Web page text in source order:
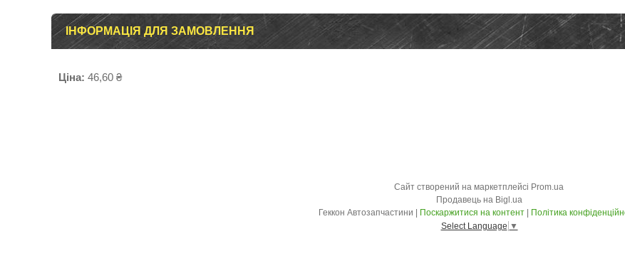
ІНФОРМАЦІЯ ДЛЯ ЗАМОВЛЕННЯ
Ціна: 46,60 ₴
Сайт створений на маркетплейсі Prom.ua
Продавець на Bigl.ua
Поскаржитися на контент
Політика
Select Language ▼